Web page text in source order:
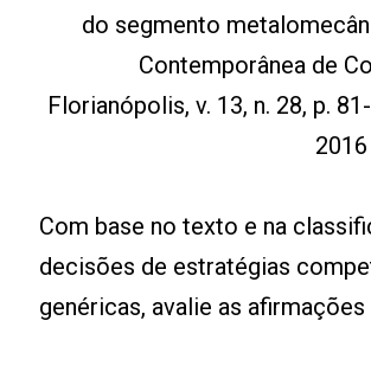
do segmento
Contemporânea de
Florianópolis, v. 13, n. 28, p.
Com base no texto e na
decisões de estratégias
genéricas, avalie as afirmações